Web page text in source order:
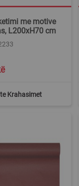
me motive
L200xH70 cm
Krahasimet